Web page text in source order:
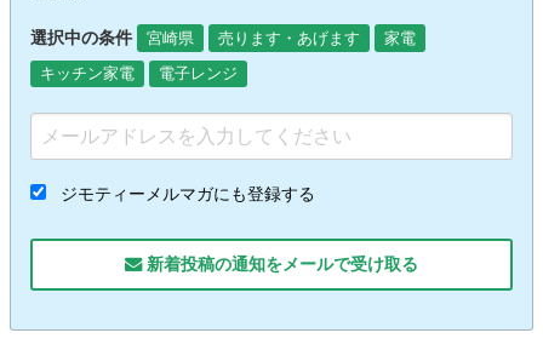
選択中の条件 宮崎県 売ります・あげます
家電
キッチン家電
電子レンジ
ジモティーメルマガにも登録する
新着投稿の通知をメールで受け取る